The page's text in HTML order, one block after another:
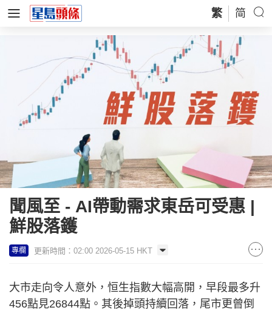
繁 简
聞風至 - AI帶動需求東岳可受惠 |
鮮股落鑊
專欄 更新時間：02:00 2026-05-15 HKT
大市走向令人意外，恒生指數大幅高開，早段最多升
456點見26844點。其後掉頭持續回落，尾市更曾倒